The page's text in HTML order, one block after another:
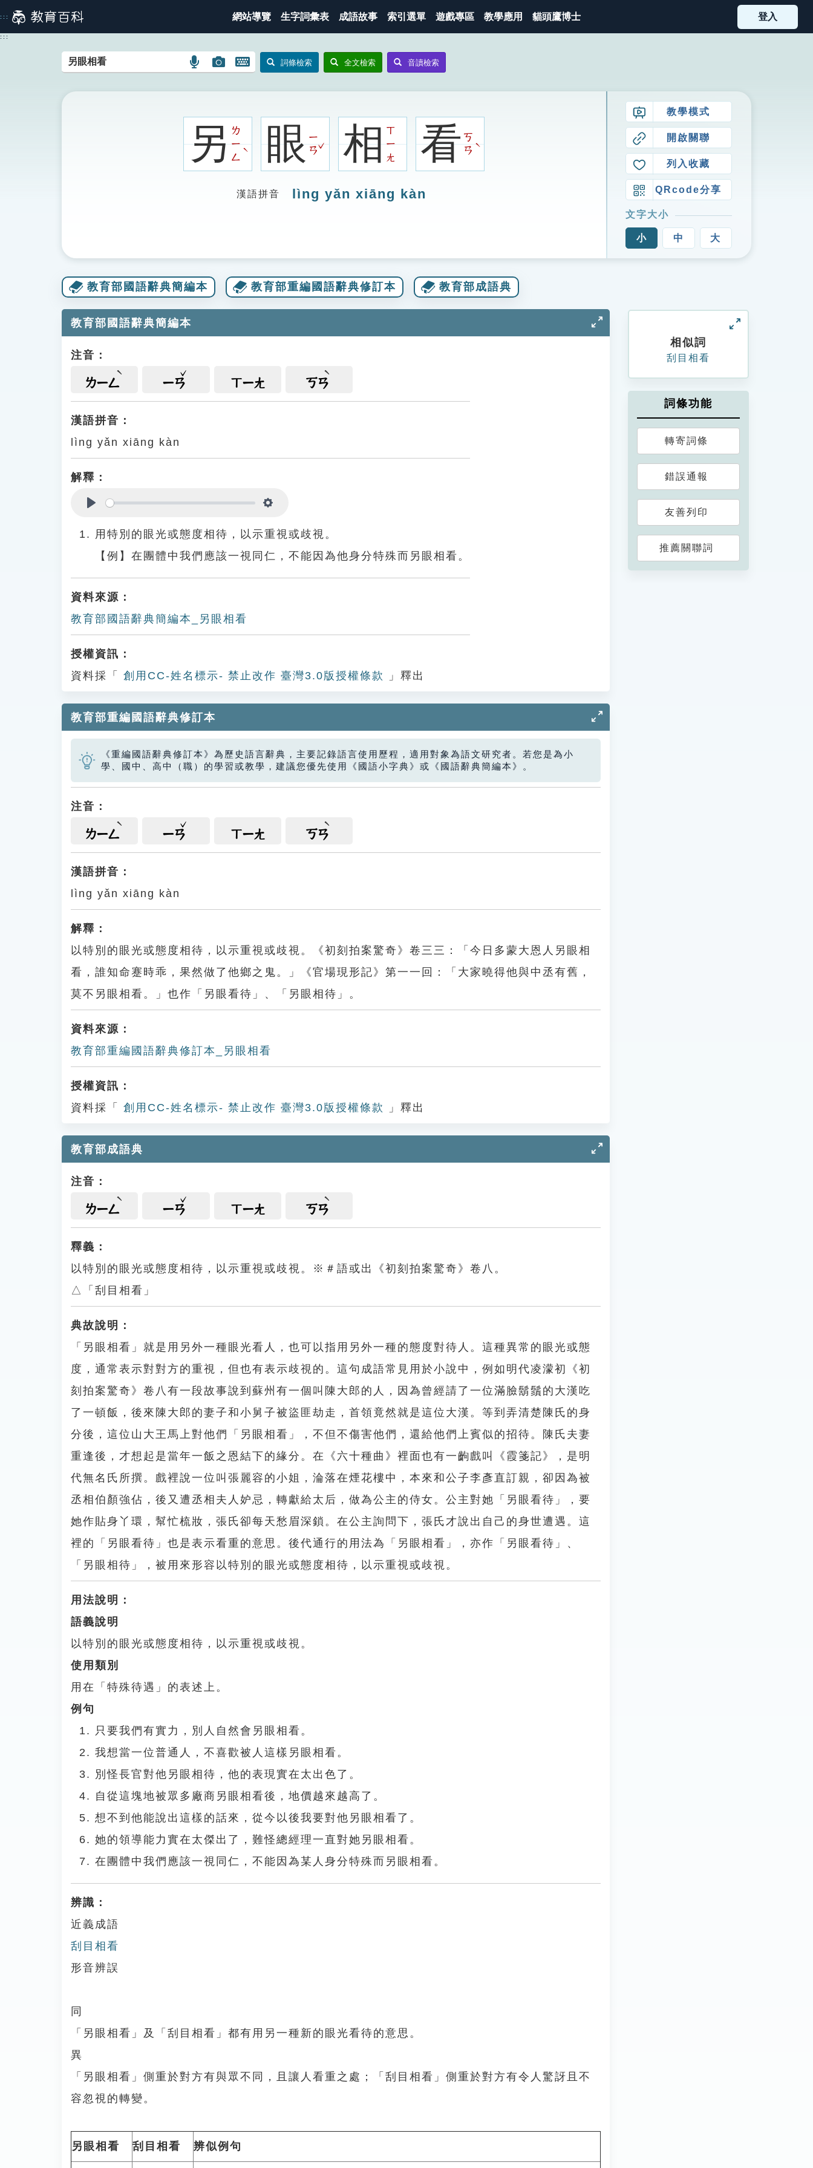
到
主
::: 網站導覽 生字詞彙表 成語故事 索引選單 遊戲專區 教學應用 貓頭鷹博士 登入
:::
語
搜
圖
示
圖
搜
圖
示
開
鍵
圖
詞條檢索 全文檢索 音讀檢索
另ㄌ
ㄧ
ㄥ
ˋ 眼ㄧ
ㄢ
ˇ 相ㄒ
ㄧ
ㄤ
看ㄎ
ㄢ
ˋ
漢語拼音 lìng yǎn xiāng kàn
教學模式
開啟關聯
列入收藏
QRcode分享
文字大小
小 中 大
教育部國語辭典簡編本 教育部重編國語辭典修訂本 教育部成語典
教育部國語辭典簡編本
注音：
ㄌㄧㄥ ㄧㄢ ㄒㄧㄤ ㄎㄢ
漢語拼音：
lìng yǎn xiāng kàn
解釋：
用特別的眼光或態度相待，以示重視或歧視。
【例】在團體中我們應該一視同仁，不能因為他身分特殊而另眼相看。
資料來源：
教育部國語辭典簡編本_另眼相看
授權資訊：
資料採「
創用CC-姓名標示- 禁止改作 臺灣3.0版授權條款 」釋出
教育部重編國語辭典修訂本
《重編國語辭典修訂本》為歷史語言辭典，主要記錄語言使用歷程，適用對象為語文研究者。若您是為小
學、國中、高中（職）的學習或教學，建議您優先使用《國語小字典》或《國語辭典簡編本》。
注音：
ㄌㄧㄥ ㄧㄢ ㄒㄧㄤ ㄎㄢ
漢語拼音：
lìng yǎn xiāng kàn
解釋：
以特別的眼光或態度相待，以示重視或歧視。《初刻拍案驚奇》卷三三：「今日多蒙大恩人另眼相
看，誰知命蹇時乖，果然做了他鄉之鬼。」《官場現形記》第一一回：「大家曉得他與中丞有舊，
莫不另眼相看。」也作「另眼看待」、「另眼相待」。
資料來源：
教育部重編國語辭典修訂本_另眼相看
授權資訊：
資料採「
創用CC-姓名標示- 禁止改作 臺灣3.0版授權條款 」釋出
教育部成語典
注音：
ㄌㄧㄥ ㄧㄢ ㄒㄧㄤ ㄎㄢ
釋義：
以特別的眼光或態度相待，以示重視或歧視。※＃語或出《初刻拍案驚奇》卷八。
△「刮目相看」
典故說明：
「另眼相看」就是用另外一種眼光看人，也可以指用另外一種的態度對待人。這種異常的眼光或態
度，通常表示對對方的重視，但也有表示歧視的。這句成語常見用於小說中，例如明代凌濛初《初
刻拍案驚奇》卷八有一段故事說到蘇州有一個叫陳大郎的人，因為曾經請了一位滿臉鬍鬚的大漢吃
了一頓飯，後來陳大郎的妻子和小舅子被盜匪劫走，首領竟然就是這位大漢。等到弄清楚陳氏的身
分後，這位山大王馬上對他們「另眼相看」，不但不傷害他們，還給他們上賓似的招待。陳氏夫妻
重逢後，才想起是當年一飯之恩結下的緣分。在《六十種曲》裡面也有一齣戲叫《霞箋記》，是明
代無名氏所撰。戲裡說一位叫張麗容的小姐，淪落在煙花樓中，本來和公子李彥直訂親，卻因為被
丞相伯顏強佔，後又遭丞相夫人妒忌，轉獻給太后，做為公主的侍女。公主對她「另眼看待」，要
她作貼身丫環，幫忙梳妝，張氏卻每天愁眉深鎖。在公主詢問下，張氏才說出自己的身世遭遇。這
裡的「另眼看待」也是表示看重的意思。後代通行的用法為「另眼相看」，亦作「另眼看待」、
「另眼相待」，被用來形容以特別的眼光或態度相待，以示重視或歧視。
用法說明：
語義說明
以特別的眼光或態度相待，以示重視或歧視。
使用類別
用在「特殊待遇」的表述上。
例句
只要我們有實力，別人自然會另眼相看。
我想當一位普通人，不喜歡被人這樣另眼相看。
別怪長官對他另眼相待，他的表現實在太出色了。
自從這塊地被眾多廠商另眼相看後，地價越來越高了。
想不到他能說出這樣的話來，從今以後我要對他另眼相看了。
她的領導能力實在太傑出了，難怪總經理一直對她另眼相看。
在團體中我們應該一視同仁，不能因為某人身分特殊而另眼相看。
辨識：
近義成語
刮目相看
形音辨誤
同
「另眼相看」及「刮目相看」都有用另一種新的眼光看待的意思。
異
「另眼相看」側重於對方有與眾不同，且讓人看重之處；「刮目相看」側重於對方有令人驚訝且不
容忽視的轉變。
另眼相看 刮目相看 辨似例句
相似詞
刮目相看
詞條功能
轉寄詞條
錯誤通報
友善列印
推薦關聯詞